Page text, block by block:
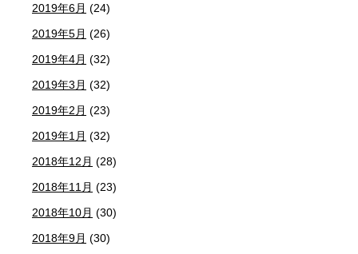
2019年6月 (24)
2019年5月 (26)
2019年4月 (32)
2019年3月 (32)
2019年2月 (23)
2019年1月 (32)
2018年12月 (28)
2018年11月 (23)
2018年10月 (30)
2018年9月 (30)